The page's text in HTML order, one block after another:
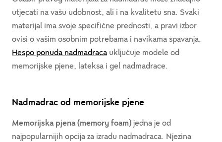
utjecati na vašu udobnost, ali i na kvalitetu sna. Svaki
materijal ima svoje specifične prednosti, a pravi izbor
ovisi o vašim osobnim potrebama i navikama spavanja.
Hespo ponuda nadmadraca uključuje modele od
memorijske pjene, lateksa i gel nadmadrace.
Nadmadrac od memorijske pjene
Memorijska pjena (memory foam) jedna je od
najpopularnijih opcija za izradu nadmadraca. Njezina